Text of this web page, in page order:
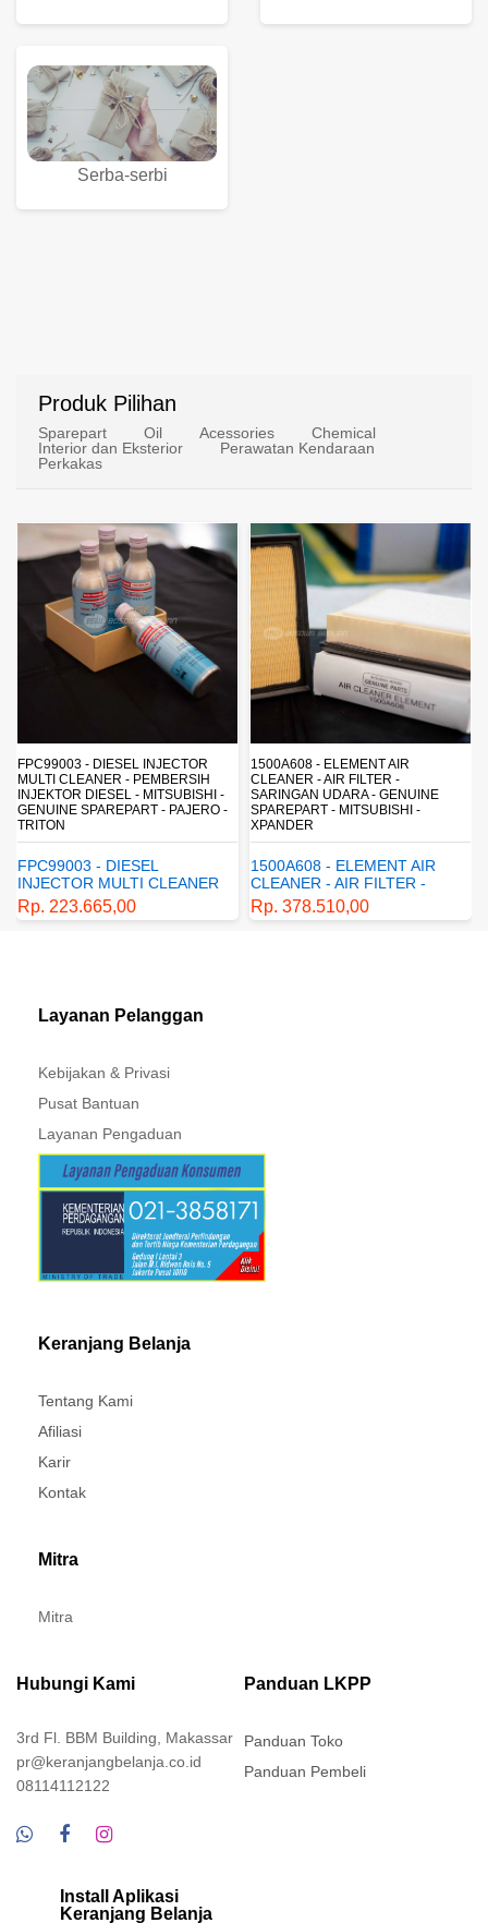
Serba-serbi
Produk Pilihan
Sparepart Oil Acessories
Chemical
Interior dan Eksterior
Perawatan Kendaraan
Perkakas
FPC99003 - DIESEL INJECTOR
MULTI CLEANER - PEMBERSIH
INJEKTOR DIESEL - MITSUBISHI -
GENUINE SPAREPART - PAJERO -
TRITON
FPC99003 - DIESEL
INJECTOR MULTI CLEANER
- PEMBERSIH INJEKTOR
DIESEL - MITSUBISHI -
Rp. 223.665,00
1500A608 - ELEMENT AIR
CLEANER - AIR FILTER -
SARINGAN UDARA - GENUINE
SPAREPART - MITSUBISHI -
XPANDER
1500A608 - ELEMENT AIR
CLEANER - AIR FILTER -
SARINGAN UDARA -
GENUINE SPAREPART -
Rp. 378.510,00
Layanan Pelanggan
Kebijakan & Privasi
Pusat Bantuan
Layanan Pengaduan
Keranjang Belanja
Tentang Kami
Afiliasi
Karir
Kontak
Mitra
Mitra
Hubungi Kami
3rd Fl. BBM Building, Makassar
pr@keranjangbelanja.co.id
08114112122
Panduan LKPP
Panduan Toko
Panduan Pembeli
Install Aplikasi
Keranjang Belanja